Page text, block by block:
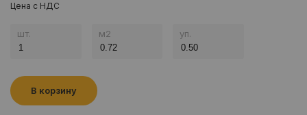
Цена с НДС
шт. м2 уп.
В корзину